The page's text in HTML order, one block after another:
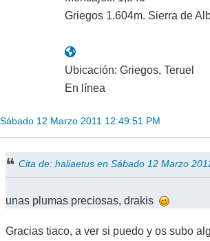
Griegos 1.604m. Sierra de
Ubicación: Griegos, Teruel
En línea
Sábado 12 Marzo 2011 12:49:51 PM
Cita de: haliaetus en Sábado 12 Marzo
unas plumas preciosas, drakis
Gracias tiaco, a ver si puedo y os subo